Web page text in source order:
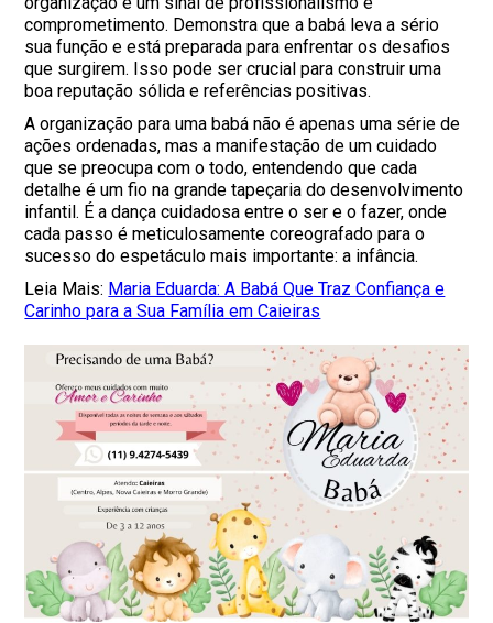
comprometimento. Demonstra que a babá leva a sério
sua função e está preparada para enfrentar os desafios
que surgirem. Isso pode ser crucial para construir uma
boa reputação sólida e referências positivas.
A organização para uma babá não é apenas uma série de
ações ordenadas, mas a manifestação de um cuidado
que se preocupa com o todo, entendendo que cada
detalhe é um fio na grande tapeçaria do desenvolvimento
infantil. É a dança cuidadosa entre o ser e o fazer, onde
cada passo é meticulosamente coreografado para o
sucesso do espetáculo mais importante: a infância.
Leia Mais: Maria Eduarda: A Babá Que Traz Confiança e
Carinho para a Sua Família em Caieiras